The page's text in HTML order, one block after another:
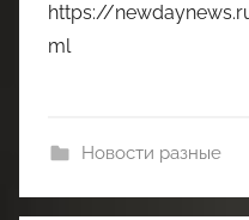
https://
ml
Новости разные